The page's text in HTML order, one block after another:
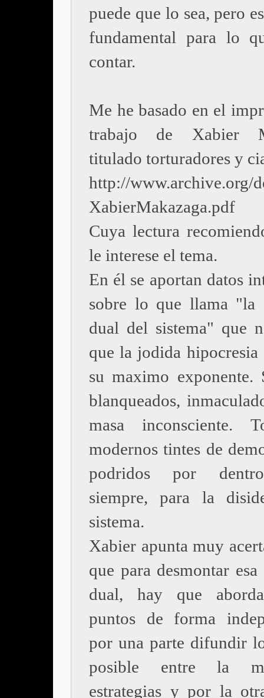
puede que lo sea, pero
fundamental para lo
contar.
Me he basado en el
trabajo de Xabier
titulado torturadores y
http://www.archive.org/
XabierMakazaga.pdf
Cuya lectura
le interese el tema.
En él se aportan datos
sobre lo que llama "la
dual del sistema" que
que la jodida hipocresia
su maximo exponente.
blanqueados,
masa inconsciente.
modernos tintes de
podridos por
siempre, para la
sistema.
Xabier apunta muy
que para desmontar esa
dual, hay que
puntos de forma
por una parte difundir
posible entre la
estrategias y por la